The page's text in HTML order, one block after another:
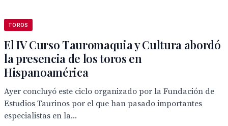
TOROS
El IV Curso Tauromaquia y Cultura abordó
la presencia de los toros en
Hispanoamérica
Ayer concluyó este ciclo organizado por la Fundación de
Estudios Taurinos por el que han pasado importantes
especialistas en la...